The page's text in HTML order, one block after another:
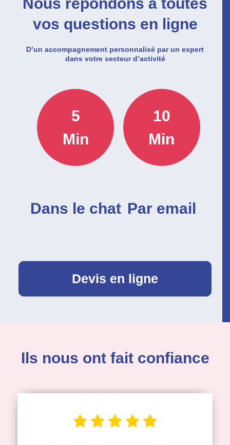
Nous répondons à toutes
vos questions en ligne
D’un accompagnement personnalisé par un expert
dans votre secteur d’activité
5
Min
Dans le chat
10
Min
Par email
Devis en ligne
Ils nous ont fait confiance